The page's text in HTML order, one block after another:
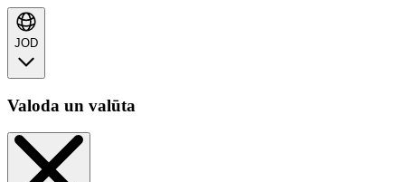
JOD
Valoda un valūta